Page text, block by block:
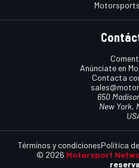
Anúnciate en
Contacta
650
New York,
© 2026 Motorsport
Términos y condicionesPolítica